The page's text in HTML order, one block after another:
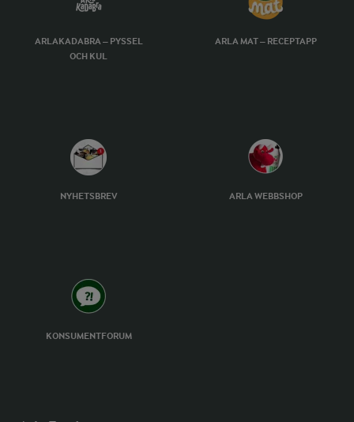
ARLAKADABRA – PYSSEL
OCH KUL
ARLA MAT – RECEPTAPP
NYHETSBREV ARLA WEBBSHOP
KONSUMENTFORUM